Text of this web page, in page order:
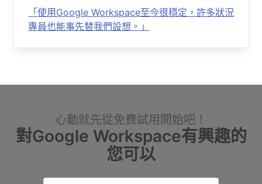
「使用Google Workspace至今很穩定，許多狀況
專員也能事先替我們設想。」
心動就先從免費試用開始吧！
對Google Workspace有興趣的
您可以